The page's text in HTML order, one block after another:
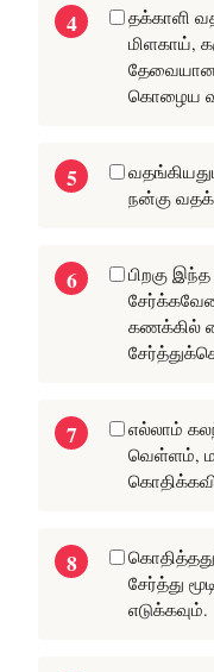
தக்காளி
மிளகாய்,
தேவையான
கொழைய
நன்கு
பிறகு
கணக்கில்
எல்லாம்
வெள்ளம்,
சேர்த்து
எடுக்கவும்.